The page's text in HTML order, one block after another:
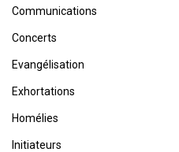
Communications
Concerts
Evangélisation
Exhortations
Homélies
Initiateurs